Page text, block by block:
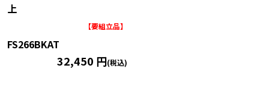
上
【要組立品】
FS266BKAT
32,450 円(税込)